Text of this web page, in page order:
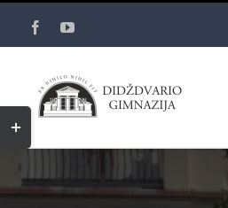
FacebookYouTube
Toggle
Sliding